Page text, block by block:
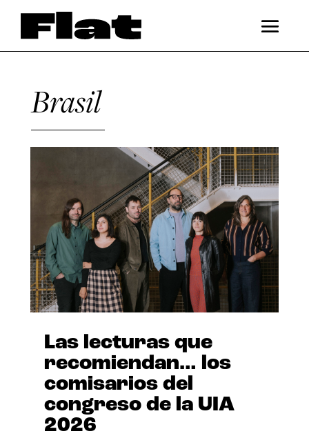
Brasil
Las lecturas que
recomiendan… los
comisarios del
congreso de la UIA
2026